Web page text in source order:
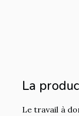
La
Le travail à